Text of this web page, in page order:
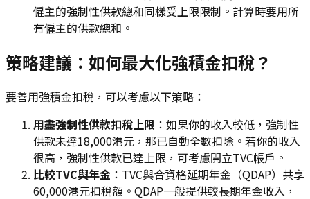
僱主的強制性供款總和同樣受上限限制。計算時要用所
有僱主的供款總和。
策略建議：如何最大化強積金扣稅？
要善用強積金扣稅，可以考慮以下策略：
用盡強制性供款扣稅上限 ：如果你的收入較低，強制性
供款未達18,000港元，那已自動全數扣除。若你的收入
很高，強制性供款已達上限，可考慮開立TVC帳戶。
比較TVC與年金 ：TVC與合資格延期年金（QDAP）共享
60,000港元扣稅額。QDAP一般提供較長期年金收入，